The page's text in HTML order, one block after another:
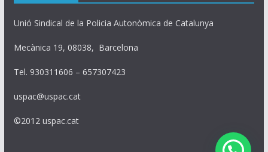
Unió Sindical de la Policia Autonòmica de Catalunya
Mecànica 19, 08038, Barcelona
Tel. 930311606 – 657307423
uspac@uspac.cat
©2012 uspac.cat